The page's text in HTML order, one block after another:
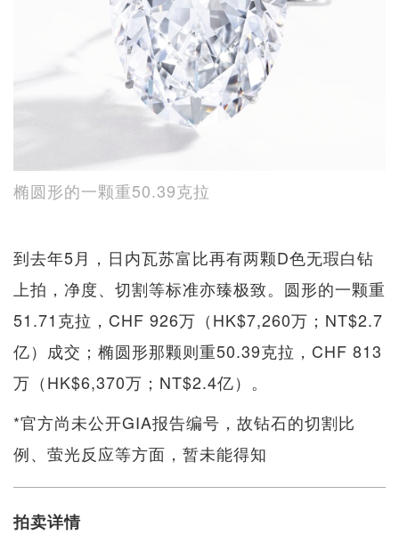
椭圆形的一颗重50.39克拉
到去年5月，日内瓦苏富比再有两颗D色无瑕白钻
上拍，净度、切割等标准亦臻极致。圆形的一颗重
51.71克拉，CHF 926万（HK$7,260万；NT$2.7
亿）成交；椭圆形那颗则重50.39克拉，CHF 813
万（HK$6,370万；NT$2.4亿）。
*官方尚未公开GIA报告编号，故钻石的切割比
例、萤光反应等方面，暂未能得知
拍卖详情